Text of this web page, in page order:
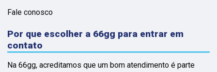
Fale conosco
Por que escolher a 66gg para entrar em
contato
Na 66gg, acreditamos que um bom atendimento é parte